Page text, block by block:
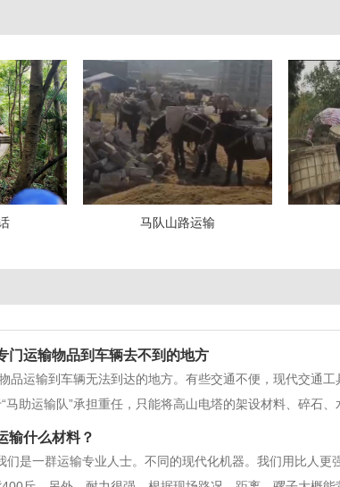
马队山路运输
门运输物品到车辆去不到的地方
品运输到车辆无法到达的地方。有些交通不便，现代交通
马助运输队”承担重任，只能将高山电塔的架设材料、碎石
事马队运输队、马帮运输队、山路运输、短途运输、自驾货
是帝”经过市场的
输什么材料？
们是一群运输专业人士。不同的现代化机器。我们用比人